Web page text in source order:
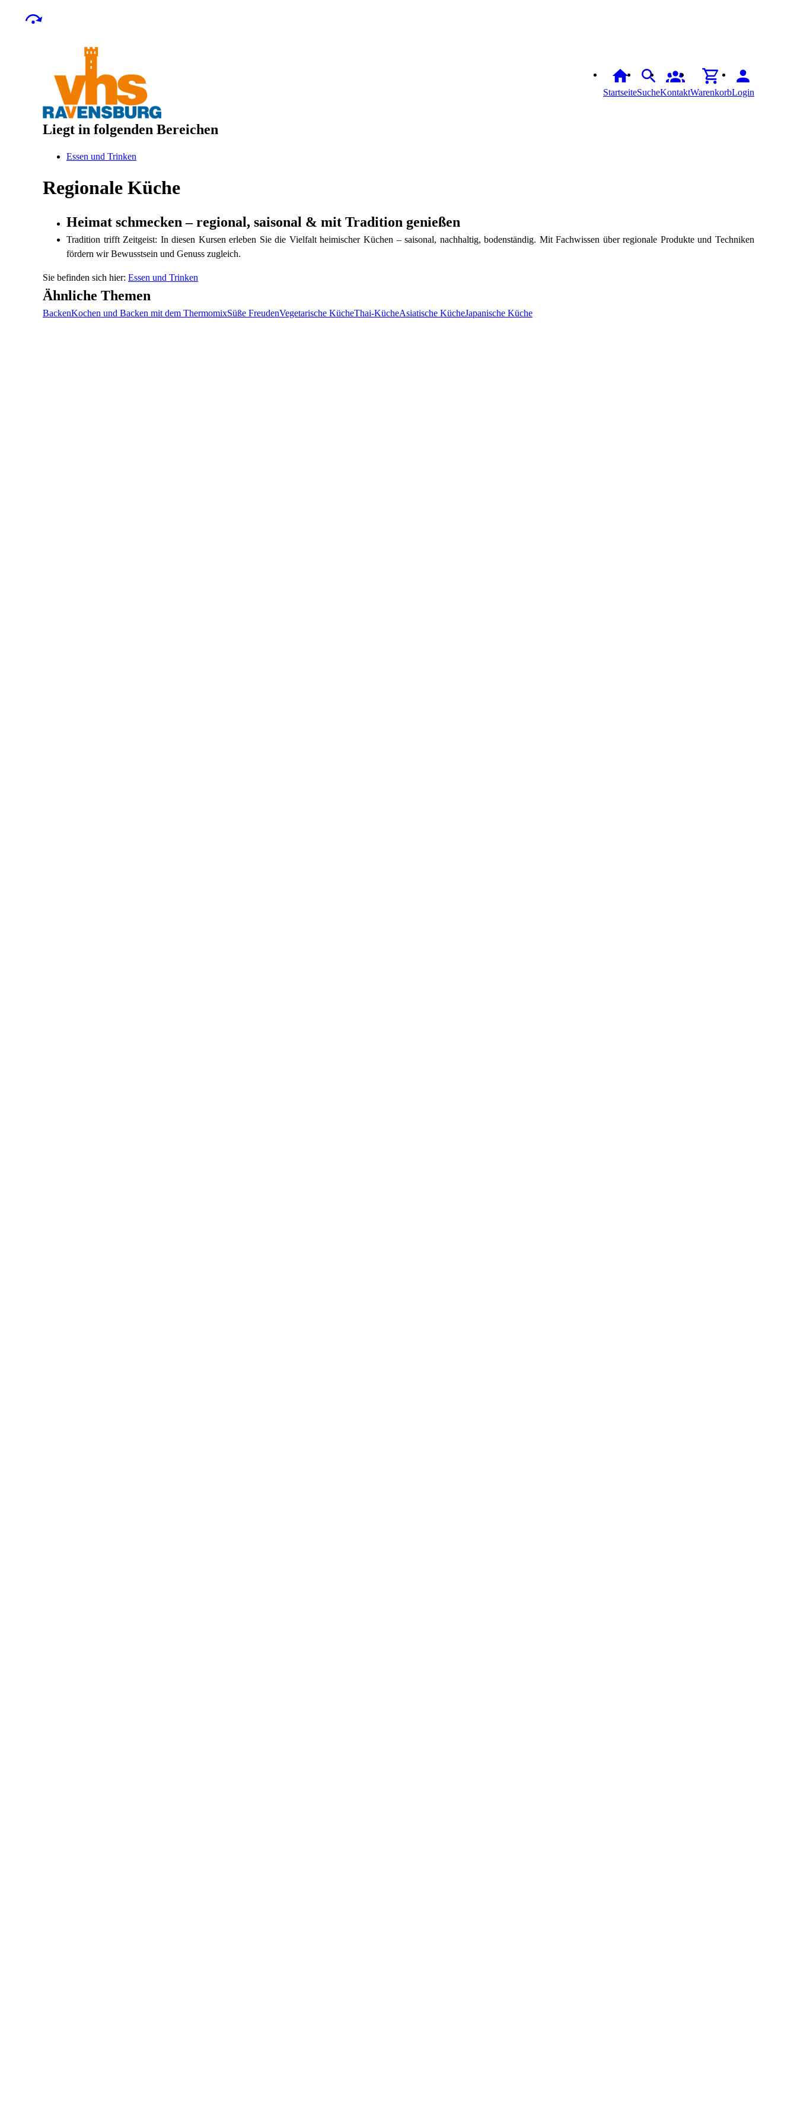
StartseiteSucheKontaktWarenkorbLogin
Liegt in folgenden Bereichen
Essen und Trinken
Regionale Küche
Heimat schmecken – regional, saisonal & mit Tradition genießen
Tradition trifft Zeitgeist: In diesen Kursen erleben Sie die Vielfalt heimischer Küchen – saisonal, nachhaltig, bodenständig. Mit Fachwissen über regionale Produkte und Techniken
fördern wir Bewusstsein und Genuss zugleich.
Essen und Trinken
Ähnliche Themen
BackenKochen und Backen mit dem ThermomixSüße FreudenVegetarische KücheThai-KücheAsiatische KücheJapanische Küche